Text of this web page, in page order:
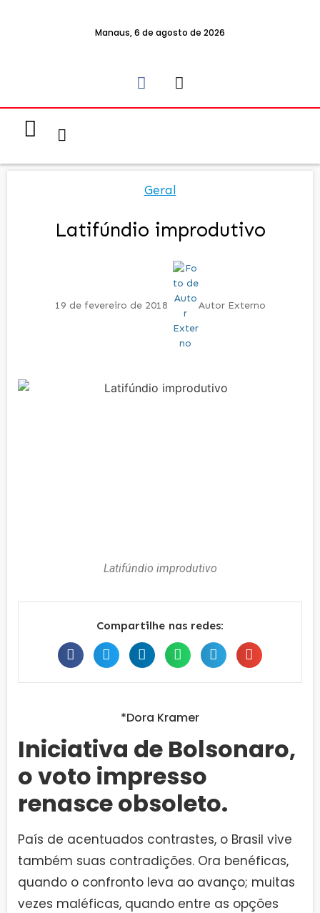
Manaus, 6 de agosto de 2026
Geral
Latifúndio improdutivo
19 de fevereiro de 2018 Autor Externo
Latifúndio improdutivo
Compartilhe nas redes:
*Dora Kramer
Iniciativa de Bolsonaro,
o voto impresso
renasce obsoleto.
País de acentuados contrastes, o Brasil vive
também suas contradições. Ora benéficas,
quando o confronto leva ao avanço; muitas
vezes maléficas, quando entre as opções